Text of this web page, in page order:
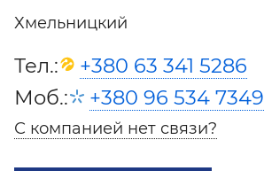
Хмельницкий
Тел.:
+380 63 341 5286
Моб.:
+380 96 534 7349
С компанией нет связи?